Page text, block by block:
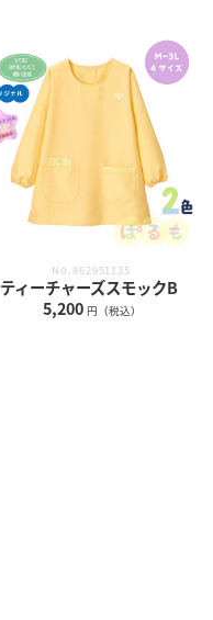
No.862951135
ティーチャーズスモックB
5,200 円（税込）